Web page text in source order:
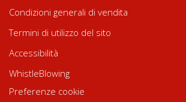
Condizioni generali di vendita
Termini di utilizzo del sito
Accessibilità
WhistleBlowing
Preferenze cookie